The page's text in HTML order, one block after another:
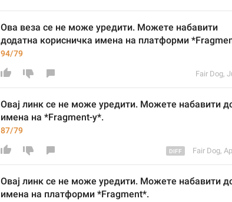
Ова веза се не може уредити. Можете набавити
додатна корисничка имена на платформи
94/79
Fair Dog,
Овај линк се не може уредити. Можете набавити
имена на *Fragment-у*.
87/79
Fair Dog,
Овај линк се не може уредити. Можете набавити
имена на платформи *Fragment*.